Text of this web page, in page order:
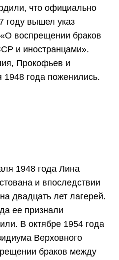
что официально
году вышел указ
воспрещении браков
и иностранцами».
Прокофьев и
года поженились.
1948 года Лина
и впоследствии
двадцать лет лагерей.
ее признали
В октябре 1954 года
Верховного
браков между